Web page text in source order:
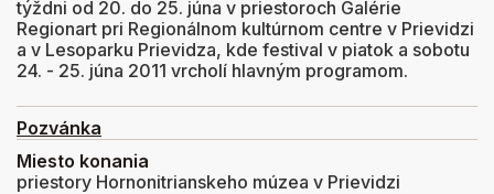
týždni od 20. do 25. júna v priestoroch Galérie
Regionart pri Regionálnom kultúrnom centre v Prievidzi
a v Lesoparku Prievidza, kde festival v piatok a sobotu
24. - 25. júna 2011 vrcholí hlavným programom.
Pozvánka
Miesto konania
priestory Hornonitrianskeho múzea v Prievidzi